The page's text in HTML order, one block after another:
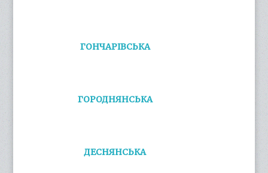
ГОНЧАРІВСЬКА
ГОРОДНЯНСЬКА
ДЕСНЯНСЬКА